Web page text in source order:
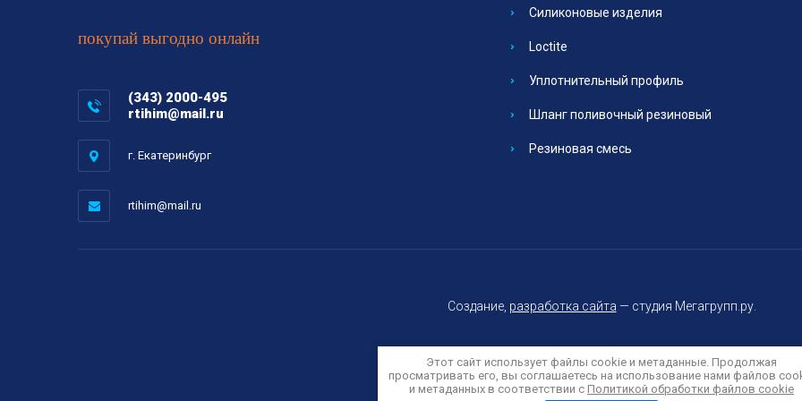
покупай выгодно онлайн
(343) 2000-495
rtihim@mail.ru
г. Екатеринбург
rtihim@mail.ru
Силиконовые изделия
Loctite
Уплотнительный профиль
Шланг поливочный резиновый
Резиновая смесь
Создание, разработка сайта — студия Мегагрупп.ру.
Политика конфиденциальности
Этот сайт использует файлы cookie и метаданные. Продолжая
просматривать его, вы соглашаетесь на использование нами файлов
и метаданных в соответствии с Политикой обработки файлов cookie